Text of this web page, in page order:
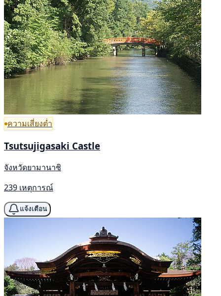
ความเสี่ยงต่ำ
Tsutsujigasaki Castle
จังหวัดยามานาชิ
239 เหตุการณ์
แจ้งเตือน